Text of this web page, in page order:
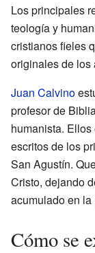
Los principales
teología y
cristianos fieles
originales de los
Juan Calvino
profesor de
humanista.
escritos de los
San Agustín.
Cristo, dejando
acumulado en
Cómo se